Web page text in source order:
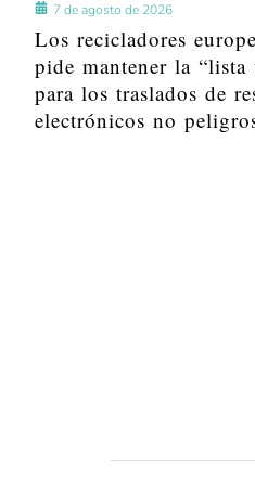
7 de agosto de 2026
Los recicladores
pide mantener la “lista
para los traslados de
electrónicos no